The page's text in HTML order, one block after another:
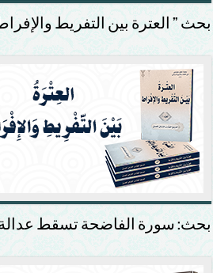
بحث ” العترة بين التفريط
بحث: سورة الفاضحة تسقط عدالة